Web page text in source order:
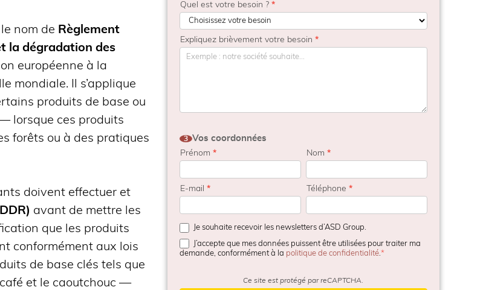
nom de Règlement
la dégradation des
européenne à la
mondiale. Il s’applique
produits de base ou
lorsque ces produits
forêts ou à des pratiques
doivent effectuer et
avant de mettre les
que les produits
conformément aux lois
de base clés tels que
café et le caoutchouc —
Quel est votre besoin ? *
Expliquez brièvement votre besoin *
3 Vos coordonnées
Prénom * Nom*
E-mail * Téléphone*
Je souhaite recevoir les newsletters d’ASD Group.
J’accepte que mes données puissent être utilisées pour traiter ma
demande, conformément à la politique de confidentialité.
Ce site est protégé par reCAPTCHA.